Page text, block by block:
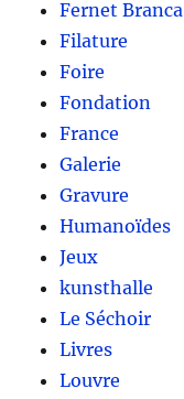
Fernet Branca
Filature
Foire
Fondation
France
Galerie
Gravure
Humanoïdes
Jeux
kunsthalle
Le Séchoir
Livres
Louvre